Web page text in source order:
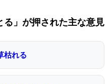
る」が押された主な意見
枯れる